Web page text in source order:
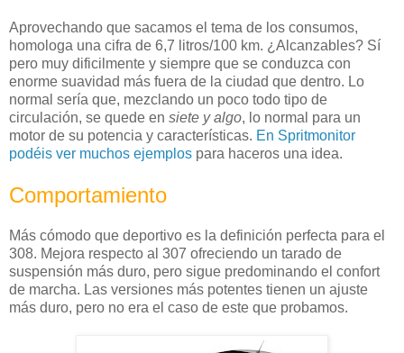
Aprovechando que sacamos el tema de los consumos,
homologa una cifra de 6,7 litros/100 km. ¿Alcanzables? Sí
pero muy dificilmente y siempre que se conduzca con
enorme suavidad más fuera de la ciudad que dentro. Lo
normal sería que, mezclando un poco todo tipo de
circulación, se quede en siete y algo, lo normal para un
motor de su potencia y características. En Spritmonitor
podéis ver muchos ejemplos para haceros una idea.
Comportamiento
Más cómodo que deportivo es la definición perfecta para el
308. Mejora respecto al 307 ofreciendo un tarado de
suspensión más duro, pero sigue predominando el confort
de marcha. Las versiones más potentes tienen un ajuste
más duro, pero no era el caso de este que probamos.